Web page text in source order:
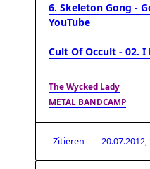
6. Skeleton Gong -
YouTube
Cult Of Occult - 02. I
The Wycked Lady
METAL BANDCAMP
Zitieren 20.07.2012,